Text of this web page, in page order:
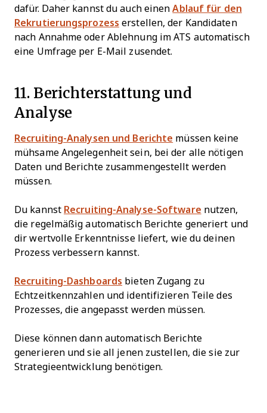
dafür. Daher kannst du auch einenAblauf für den
Rekrutierungsprozess erstellen, der Kandidaten
nach Annahme oder Ablehnung im ATS automatisch
eine Umfrage per E-Mail zusendet.
11. Berichterstattung und
Analyse
Recruiting-Analysen und Berichte müssen keine
mühsame Angelegenheit sein, bei der alle nötigen
Daten und Berichte zusammengestellt werden
müssen.
Du kannst Recruiting-Analyse-Software nutzen,
die regelmäßig automatisch Berichte generiert und
dir wertvolle Erkenntnisse liefert, wie du deinen
Prozess verbessern kannst.
Recruiting-Dashboards bieten Zugang zu
Echtzeitkennzahlen und identifizieren Teile des
Prozesses, die angepasst werden müssen.
Diese können dann automatisch Berichte
generieren und sie all jenen zustellen, die sie zur
Strategieentwicklung benötigen.